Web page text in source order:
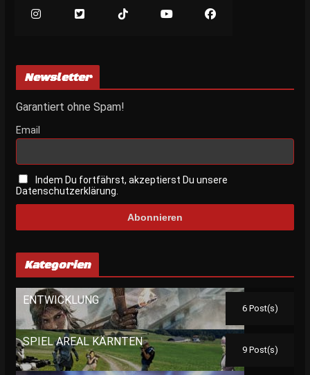
Newsletter
Garantiert ohne Spam!
Email
Indem Du fortfährst, akzeptierst Du unsere
Datenschutzerklärung.
Kategorien
ENTWICKLUNG
6 Post(s)
SPIEL AREAL KÄRNTEN
9 Post(s)